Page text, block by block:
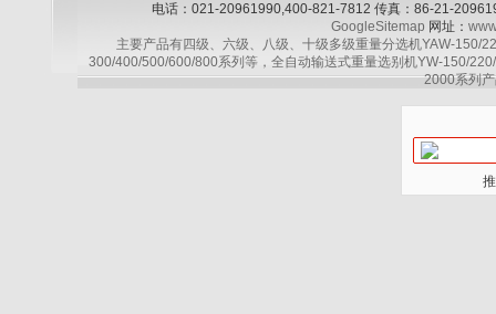
电话：021-20961990,400-821-7812 传真：86-21-
GoogleSitemap 网址：
主要产品有四级、六级、八级、十级多级重量分选机YAW-
300/400/500/600/800系列等，全自动输送式重量选别机YW-150/
2000系列